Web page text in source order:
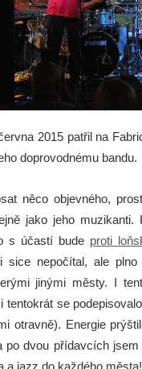
2015 patřil na
doprovodnému bandu.
něco objevného,
jako jeho muzikanti.
s účastí bude proti
sice nepočítal, ale
jinými městy. I
tentokrát se
otravně). Energie
po dvou přídavcích